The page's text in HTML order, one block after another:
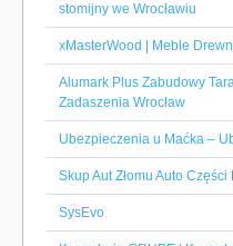
stomijny we Wrocławiu
xMasterWood | Meble
Alumark Plus Zabudowy
Zadaszenia Wrocław
Ubezpieczenia u Maćka –
Skup Aut Złomu Auto
SysEvo